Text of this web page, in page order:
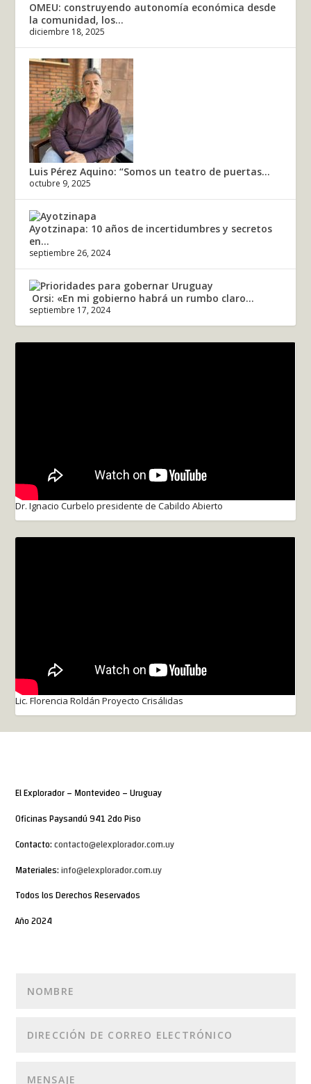
OMEU: construyendo autonomía económica desde
la comunidad, los...
diciembre 18, 2025
Luis Pérez Aquino: “Somos un teatro de puertas...
octubre 9, 2025
Ayotzinapa: 10 años de incertidumbres y secretos
en...
septiembre 26, 2024
Orsi: «En mi gobierno habrá un rumbo claro...
septiembre 17, 2024
Dr. Ignacio Curbelo presidente de Cabildo Abierto
Lic. Florencia Roldán Proyecto Crisálidas
El Explorador – Montevideo – Uruguay
Oficinas Paysandú 941 2do Piso
Contacto:contacto@elexplorador.com.uy
Materiales:info@elexplorador.com.uy
Todos los Derechos Reservados
Año 2024